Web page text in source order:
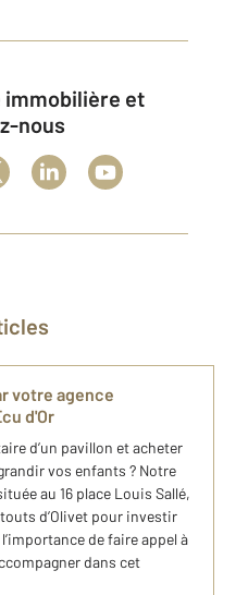
nous
votre agence
d'Or
d’un pavillon et acheter
vos enfants ? Notre
au 16 place Louis Sallé,
d’Olivet pour investir
de faire appel à
dans cet